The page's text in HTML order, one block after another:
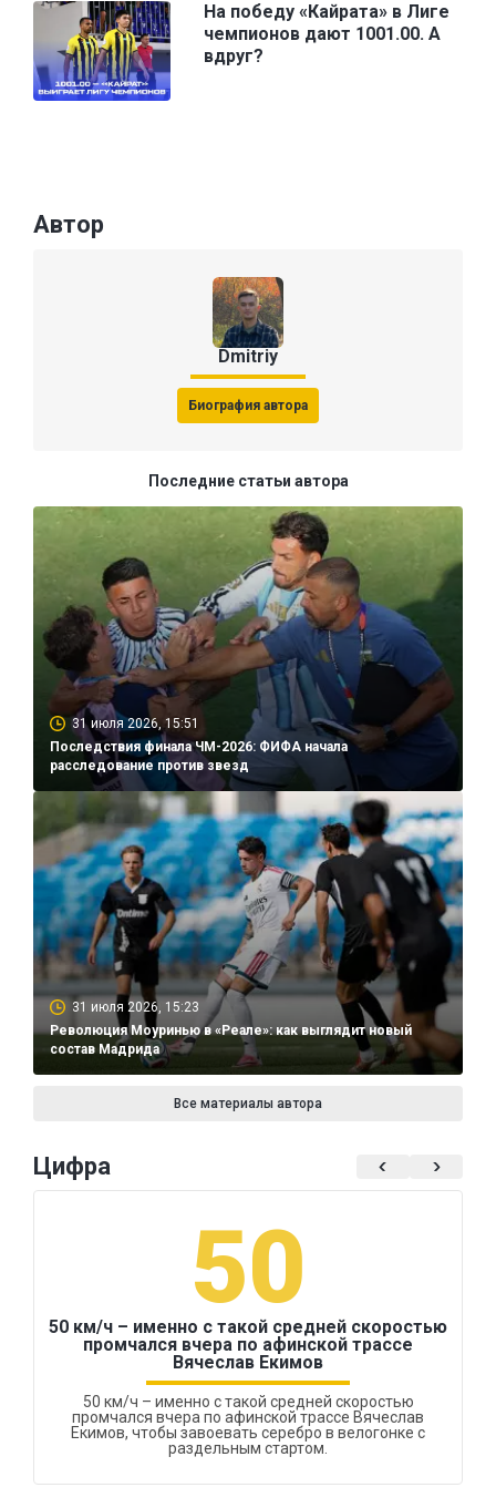
На победу «Кайрата» в Лиге
чемпионов дают 1001.00. А
вдруг?
Автор
Dmitriy
Биография автора
Последние статьи автора
31 июля 2026, 15:51
Последствия финала ЧМ-2026: ФИФА начала
расследование против звезд
31 июля 2026, 15:23
Революция Моуринью в «Реале»: как выглядит новый
состав Мадрида
Все материалы автора
Цифра
50
50 км/ч – именно с такой средней скоростью
промчался вчера по афинской трассе
Вячеслав Екимов
50 км/ч – именно с такой средней скоростью
промчался вчера по афинской трассе Вячеслав
Екимов, чтобы завоевать серебро в велогонке с
раздельным стартом.